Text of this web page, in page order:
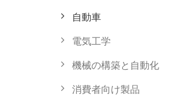
自動車
電気工学
機械の構築と自動化
消費者向け製品